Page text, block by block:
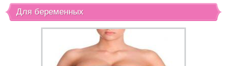
Для беременных